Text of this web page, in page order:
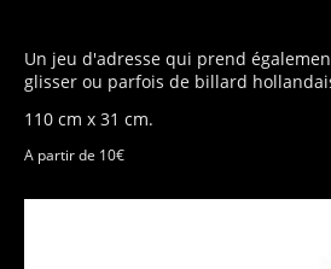
Un jeu d'adresse qui prend
glisser ou parfois de billard
110 cm x 31 cm.
A partir de 10€